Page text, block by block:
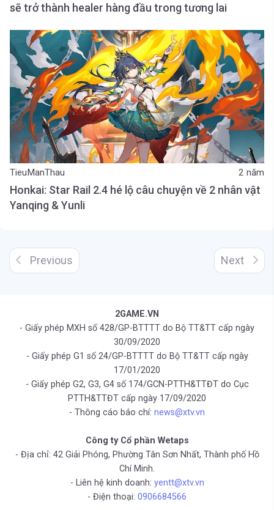
sẽ trở thành healer hàng đầu trong tương lai
TieuManThau 2 năm
Honkai: Star Rail 2.4 hé lộ câu chuyện về 2 nhân vật
Yanqing & Yunli
Previous Next
2GAME.VN
- Giấy phép MXH số 428/GP-BTTTT do Bộ TT&TT cấp ngày
30/09/2020
- Giấy phép G1 số 24/GP-BTTTT do Bộ TT&TT cấp ngày
17/01/2020
- Giấy phép G2, G3, G4 số 174/GCN-PTTH&TTĐT do Cục
PTTH&TTĐT cấp ngày 17/09/2020
- Thông cáo báo chí: news@xtv.vn
Công ty Cổ phần Wetaps
- Địa chỉ: 42 Giải Phóng, Phường Tân Sơn Nhất, Thành phố Hồ
Chí Minh.
- Liên hệ kinh doanh: yentt@xtv.vn
- Điện thoại: 0906684566